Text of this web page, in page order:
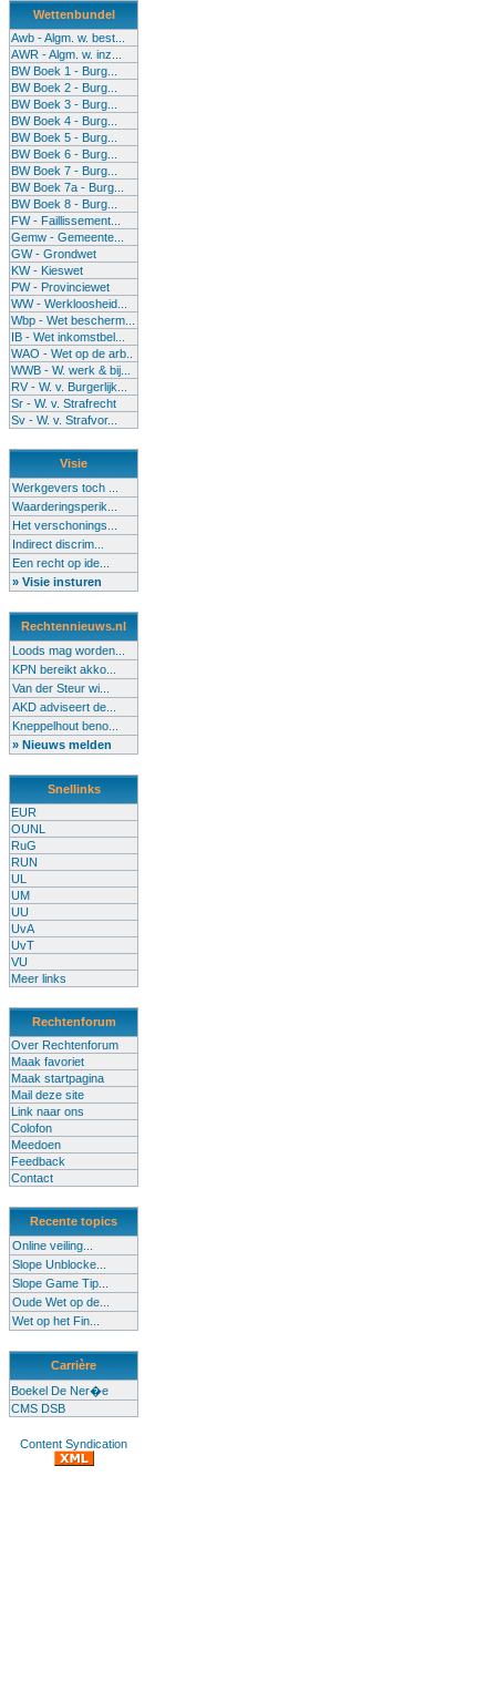
Wettenbundel
Awb - Algm. w. best...
AWR - Algm. w. inz...
BW Boek 1 - Burg...
BW Boek 2 - Burg...
BW Boek 3 - Burg...
BW Boek 4 - Burg...
BW Boek 5 - Burg...
BW Boek 6 - Burg...
BW Boek 7 - Burg...
BW Boek 7a - Burg...
BW Boek 8 - Burg...
FW - Faillissement...
Gemw - Gemeente...
GW - Grondwet
KW - Kieswet
PW - Provinciewet
WW - Werkloosheid...
Wbp - Wet bescherm...
IB - Wet inkomstbel...
WAO - Wet op de arb..
WWB - W. werk & bij...
RV - W. v. Burgerlijk...
Sr - W. v. Strafrecht
Sv - W. v. Strafvor...
Visie
Werkgevers toch ...
Waarderingsperik...
Het verschonings...
Indirect discrim...
Een recht op ide...
» Visie insturen
Rechtennieuws.nl
Loods mag worden...
KPN bereikt akko...
Van der Steur wi...
AKD adviseert de...
Kneppelhout beno...
» Nieuws melden
Snellinks
EUR
OUNL
RuG
RUN
UL
UM
UU
UvA
UvT
VU
Meer links
Rechtenforum
Over Rechtenforum
Maak favoriet
Maak startpagina
Mail deze site
Link naar ons
Colofon
Meedoen
Feedback
Contact
Recente topics
Online veiling...
Slope Unblocke...
Slope Game Tip...
Oude Wet op de...
Wet op het Fin...
Carrière
Boekel De Ner�e
CMS DSB
Content Syndication